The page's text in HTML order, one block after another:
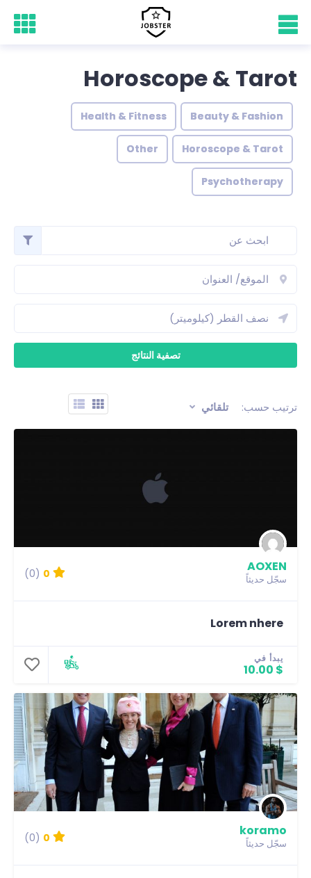
Horoscope & Tarot
Beauty & Fashion
Health & Fitness
Horoscope & Tarot
Other
Psychotherapy
ترتيب حسب: تلقائي
AOXEN
سجّل حديثاً 0
(0)
Lorem nhere
يبدأ في
$ 10.00
koramo
سجّل حديثاً 0
(0)